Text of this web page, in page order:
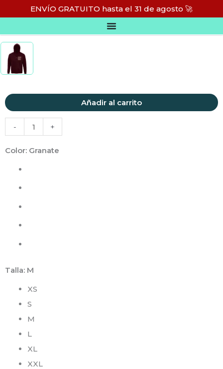
al
contenido
ENVÍO GRATUITO hasta el 31 de agosto 🚀
HOODIE PREMIUM – ISSY
Añadir al carrito
-
Hoodie
premium
cantidad
+
Color: Granate
Talla: M
XS
S
M
L
XL
XXL